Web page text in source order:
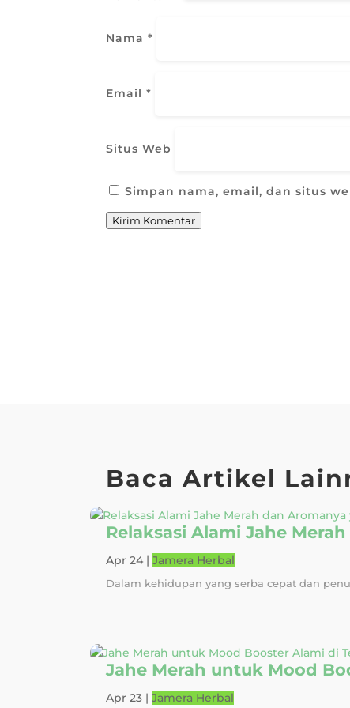
Nama*
Email*
Situs Web
Simpan nama, email, dan situs
Kirim Komentar
Baca Artikel
Relaksasi Alami Jahe
Apr 24 |Jamera Herbal
Dalam kehidupan yang serba cepat dan
Jahe Merah untuk Mood
Apr 23 |Jamera Herbal